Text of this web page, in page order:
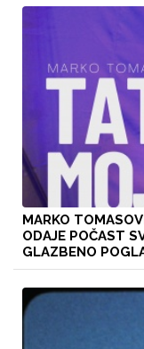
MARKO
ODAJE POČAST
GLAZBENO